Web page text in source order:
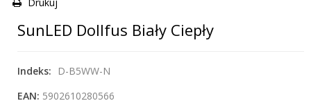
SunLED Dollfus Biały Ciepły
Indeks:
D-B5WW-N
EAN: 5902610280566